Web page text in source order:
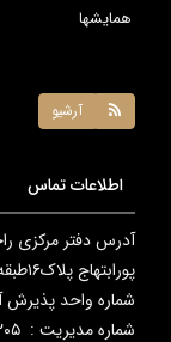
آرشیو
اطلاعات تماس
آدرس دفتر مرکزی
پورابتهاج پلاک۱۶طبقه دوم واحد ۶
شماره واحد پذیرش آگهی
شماره مدیریت : ۰۹۳۵۱۰۳۹۲۰۵